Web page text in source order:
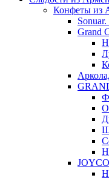
Конфеты из
Grand
JOYCO